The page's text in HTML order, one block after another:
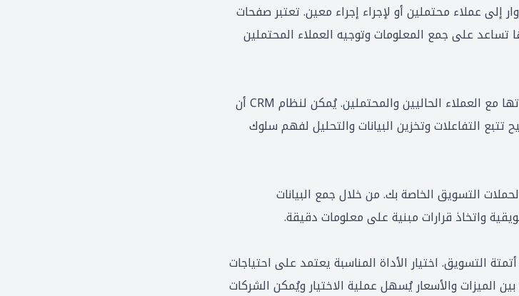
عملاء محتملين أو لإجراء إجراء معين. تعتبر صفحات
تساعد على جمع المعلومات وتوجيه العملاء المحتملين
هي نظام يساعد الشركات على إدارة تفاعلاتها مع العملاء الحاليين والمحتملين. يُمكن لنظام CRM أن
التفاعلات وتخزين البيانات والتحليل لفهم سلوك
التسويق الخاصة بك. من خلال جمع البيانات
واتخاذ قرارات مبنية على معلومات دقيقة.
التسويق. اختيار الأداة المناسبة يعتمد على احتياجات
بين الميزات والأسعار يُسهل عملية الاختيار ويُمكن الشركات